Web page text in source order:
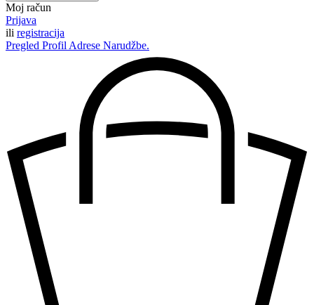
Moj račun
Prijava
ili registracija
Pregled Profil Adrese Narudžbe.